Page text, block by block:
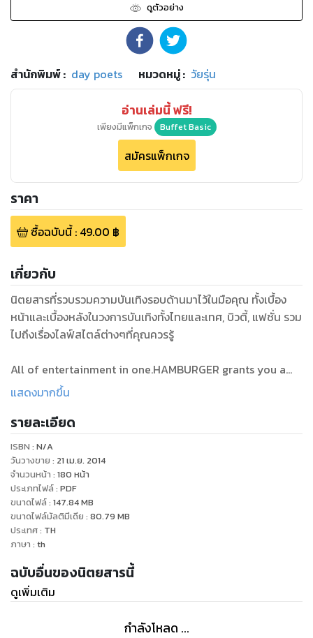
ดูตัวอย่าง
สำนักพิมพ์: day poets หมวดหมู่: วัยรุ่น
อ่านเล่มนี้ ฟรี!
เพียงมีแพ็กเกจ Buffet Basic
สมัครแพ็กเกจ
ราคา
ซื้อฉบับนี้: 49.00 ฿
เกี่ยวกับ
นิตยสารที่รวบรวมความบันเทิงรอบด้านมาไว้ในมือคุณ ทั้งเบื้อง
หน้าและเบื้องหลังในวงการบันเทิงทั้งไทยและเทศ, บิวตี้, แฟชั่น รวม
ไปถึงเรื่องไลฟ์สไตล์ต่างๆที่คุณควรรู้
All of entertainment in one.HAMBURGER grants you a
special access behind the scene to beauty, fashion and
แสดงมากขึ้น
รายละเอียด
ISBN : N/A
วันวางขาย : 21 เม.ย. 2014
จำนวนหน้า : 180 หน้า
ประเภทไฟล์: PDF
ขนาดไฟล์: 147.84MB
ขนาดไฟล์มัลติมีเดีย : 80.79 MB
ประเทศ: TH
ภาษา : th
ฉบับอื่นของนิตยสารนี้
ดูเพิ่มเติม
กำลังโหลด ...